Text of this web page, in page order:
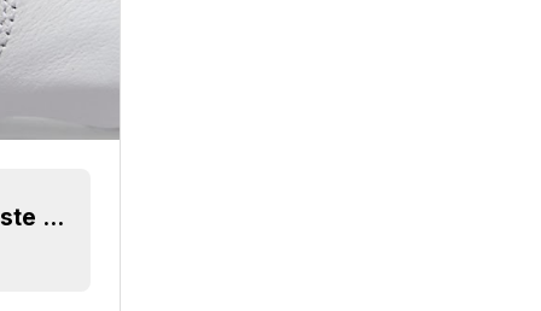
Nike 2023 'Blast' Boots Pack veröffentlicht - Erste 2023 On-Pitch Boots - Tiempo wegen Herstellungsproblemen verschoben